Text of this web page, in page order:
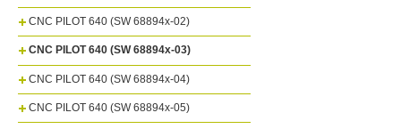
CNC PILOT 640 (SW 68894x-02)
CNC PILOT 640 (SW 68894x-03)
CNC PILOT 640 (SW 68894x-04)
CNC PILOT 640 (SW 68894x-05)